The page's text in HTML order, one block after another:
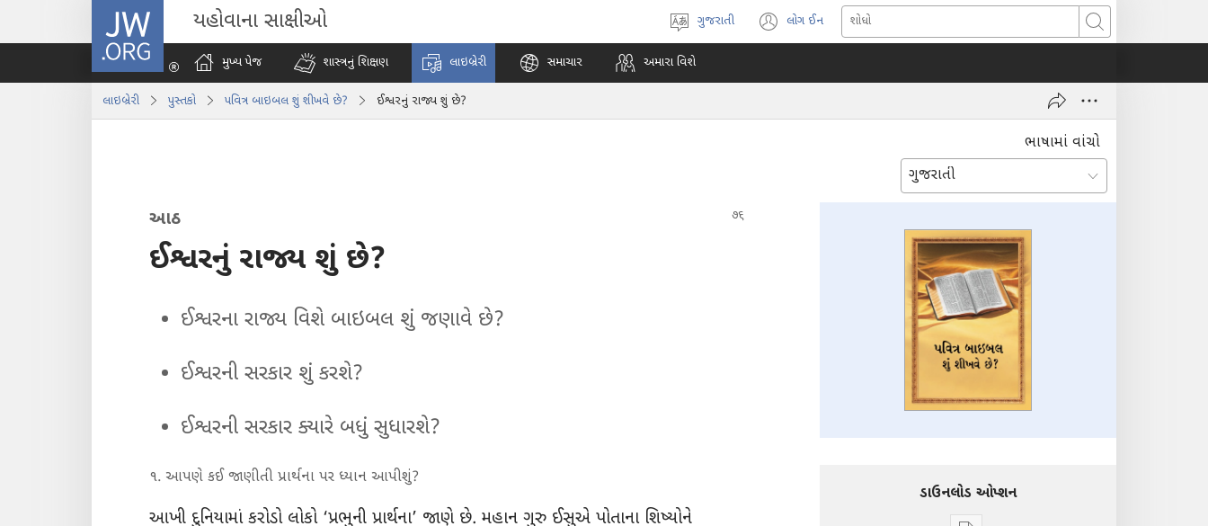
JW.ORG યહોવાના સાક્ષીઓ
ભાષા
ગુજરાતી લોગ ઈન
શોધો
મુખ્ય પેજ
શાસ્ત્રનું શિક્ષણ લાઇબ્રેરી સમાચાર અમારા વિશે
લાઇબ્રેરી પુસ્તકો પવિત્ર બાઇબલ શું શીખવે છે? ઈશ્વરનું રાજ્ય શું છે?
ભાષામાં વાંચો
આઠ
ઈશ્વરનું રાજ્ય શું છે?
ઈશ્વરના રાજ્ય વિશે બાઇબલ શું જણાવે છે?
ઈશ્વરની સરકાર શું કરશે?
ઈશ્વરની સરકાર ક્યારે બધું સુધારશે?
૧. આપણે કઈ જાણીતી પ્રાર્થના પર ધ્યાન આપીશું?
આખી દુનિયામાં કરોડો લોકો ‘પ્રભુની પ્રાર્થના’ જાણે છે. મહાન ગુરુ ઈસુએ પોતાના શિષ્યોને
ડાઉનલોડ ઓપ્શન